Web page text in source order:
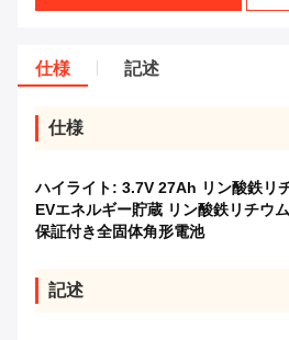
仕様 記述
仕様
ハイライト: 3.7V 27Ah リン酸鉄リ
EVエネルギー貯蔵 リン酸鉄リチウ
保証付き全固体角形電池
記述